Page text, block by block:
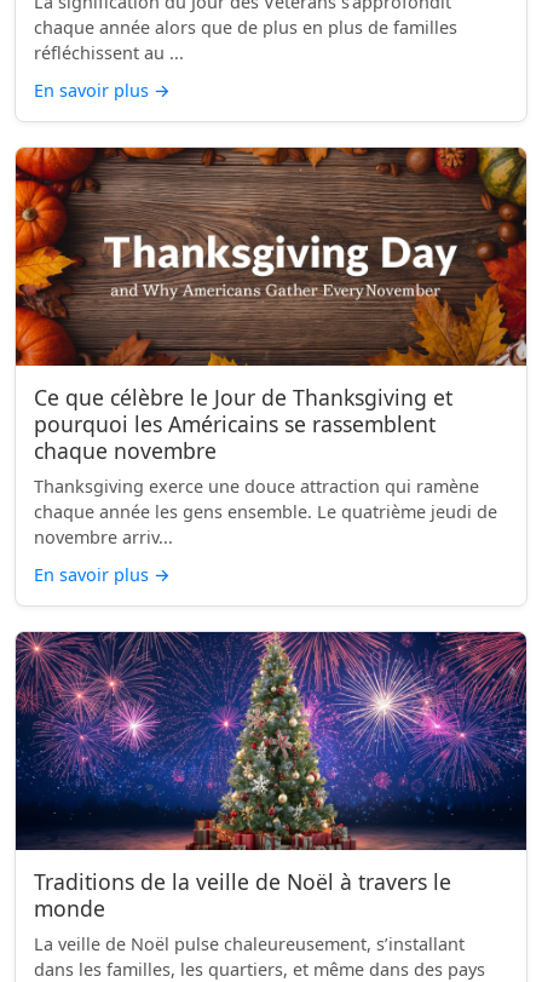
chaque année alors que de plus en plus de familles
réfléchissent au ...
En savoir plus →
Ce que célèbre le Jour de Thanksgiving et
pourquoi les Américains se rassemblent
chaque novembre
Thanksgiving exerce une douce attraction qui ramène
chaque année les gens ensemble. Le quatrième jeudi de
novembre arriv...
En savoir plus →
Traditions de la veille de Noël à travers le
monde
La veille de Noël pulse chaleureusement, s’installant
dans les familles, les quartiers, et même dans des pays